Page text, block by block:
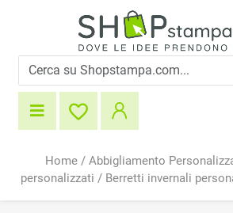
Home/ Abbigliamento
personalizzati / Berretti invernali